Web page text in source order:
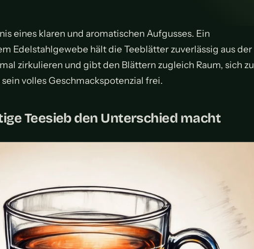
eines klaren und aromatischen Aufgusses. Ein
Edelstahlgewebe hält die Teeblätter zuverlässig aus der
zirkulieren und gibt den Blättern zugleich Raum, sich zu
volles Geschmackspotenzial frei.
Teesieb den Unterschied macht